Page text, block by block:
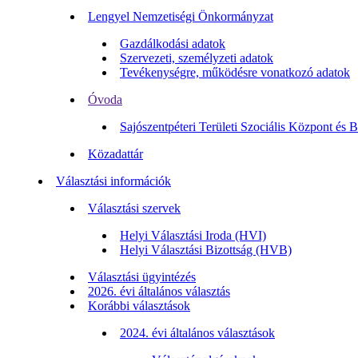
Lengyel Nemzetiségi Önkormányzat
Gazdálkodási adatok
Szervezeti, személyzeti adatok
Tevékenységre, működésre vonatkozó adatok
Óvoda
Sajószentpéteri Területi Szociális Központ és
Közadattár
Választási információk
Választási szervek
Helyi Választási Iroda (HVI)
Helyi Választási Bizottság (HVB)
Választási ügyintézés
2026. évi általános választás
Korábbi választások
2024. évi általános választások